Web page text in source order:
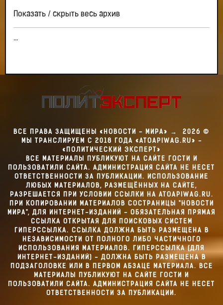
Показать / скрыть весь архив
...
ВСЕ ПРАВА ЗАЩИЩЕНЫ «НОВОСТИ - МИРА» → 2026 ©
МЫ ТРАНСЛИРУЕМ С 2018 ГОДА «ATOAPIWAG.RU» -
«ПОЛИТИЧЕСКИЙ ЭКСПЕРТ»
ВСЕ МАТЕРИАЛЫ ПУБЛИКУЮТ НА САЙТЕ ГОСТИ И
ПОЛЬЗОВАТИЛИ САЙТА. АДМИНИСТРАЦИЯ САЙТА НЕ НЕСЕТ
ОТВЕТСТВЕННОСТИ ЗА ПУБЛИКАЦИИ. ИСПОЛЬЗОВАНИЕ
ЛЮБЫХ МАТЕРИАЛОВ, РАЗМЕЩЁННЫХ НА САЙТЕ,
РАЗРЕШАЕТСЯ ПРИ УСЛОВИИ ССЫЛКИ НА ATOAPIWAG.RU.
ПРИ КОПИРОВАНИИ МАТЕРИАЛОВ СОСТРАНИЦЫ "НОВОСТИ
МИРА", ДЛЯ ИНТЕРНЕТ-ИЗДАНИЙ - ОБЯЗАТЕЛЬНАЯ ПРЯМАЯ
ССЫЛКА ОТКРЫТАЯ ДЛЯ ПОИСКОВЫХ СИСТЕМ
ГИПЕРССЫЛКА. ССЫЛКА ДОЛЖНА БЫТЬ РАЗМЕЩЕНА В
НЕЗАВИСИМОСТИ ОТ ПОЛНОГО ЛИБО ЧАСТИЧНОГО
ИСПОЛЬЗОВАНИЯ МАТЕРИАЛОВ. ГИПЕРССЫЛКА (ДЛЯ
ИНТЕРНЕТ-ИЗДАНИЙ) - ДОЛЖНА БЫТЬ РАЗМЕЩЕНА В
ПОДЗАГОЛОВКЕ ИЛИ В ПЕРВОМ АБЗАЦЕ МАТЕРИАЛА. ВСЕ
МАТЕРИАЛЫ ПУБЛИКУЮТ НА САЙТЕ ГОСТИ И
ПОЛЬЗОВАТИЛИ САЙТА. АДМИНИСТРАЦИЯ САЙТА НЕ НЕСЕТ
ОТВЕТСТВЕННОСТИ ЗА ПУБЛИКАЦИИ.